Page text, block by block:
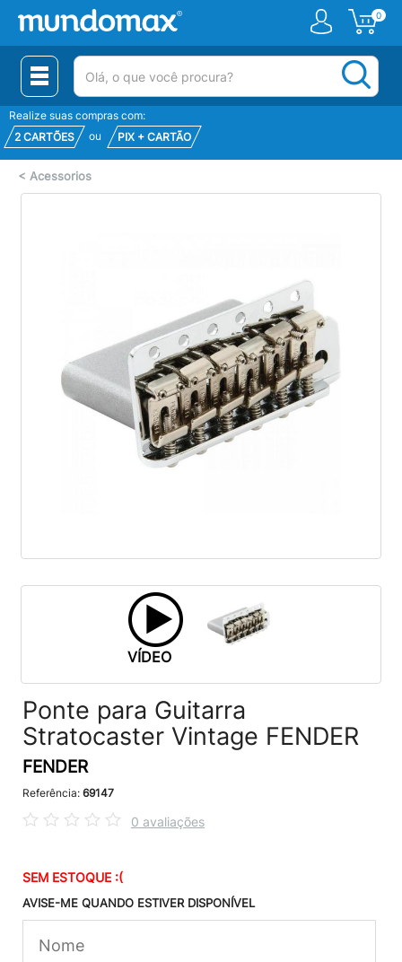
0
(pesquisar)
Realize suas compras com:
2 CARTÕES
ou PIX + CARTÃO
< Acessorios
VÍDEO
Ponte para Guitarra
Stratocaster Vintage FENDER
FENDER
Referência: 69147
0 avaliações
SEM ESTOQUE :(
AVISE-ME QUANDO ESTIVER DISPONÍVEL